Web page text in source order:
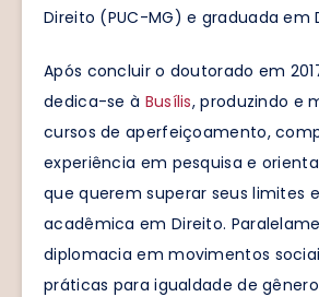
Direito (PUC-MG) e graduada em
Após concluir o doutorado em
dedica-se à Busílis, produzindo e
cursos de aperfeiçoamento,
experiência em pesquisa e
que querem superar seus limites
acadêmica em Direito.
diplomacia em movimentos
práticas para igualdade de